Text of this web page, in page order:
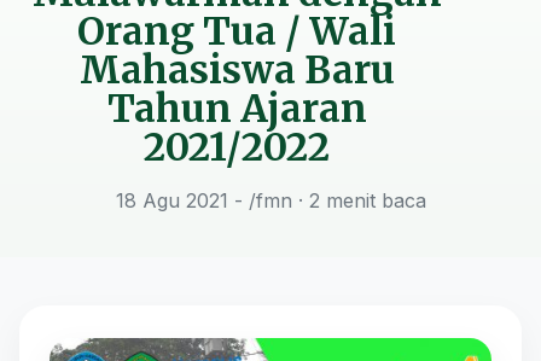
Orang Tua / Wali
Mahasiswa Baru
Tahun Ajaran
2021/2022
18 Agu 2021 - /fmn · 2 menit baca